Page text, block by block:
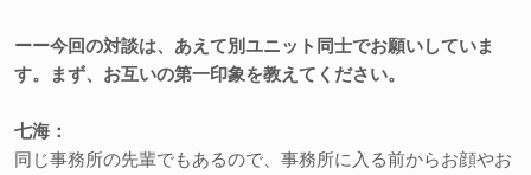
ーー今回の対談は、あえて別ユニット同士でお願いしていま
す。まず、お互いの第一印象を教えてください。
七海：
同じ事務所の先輩でもあるので、事務所に入る前からお顔やお